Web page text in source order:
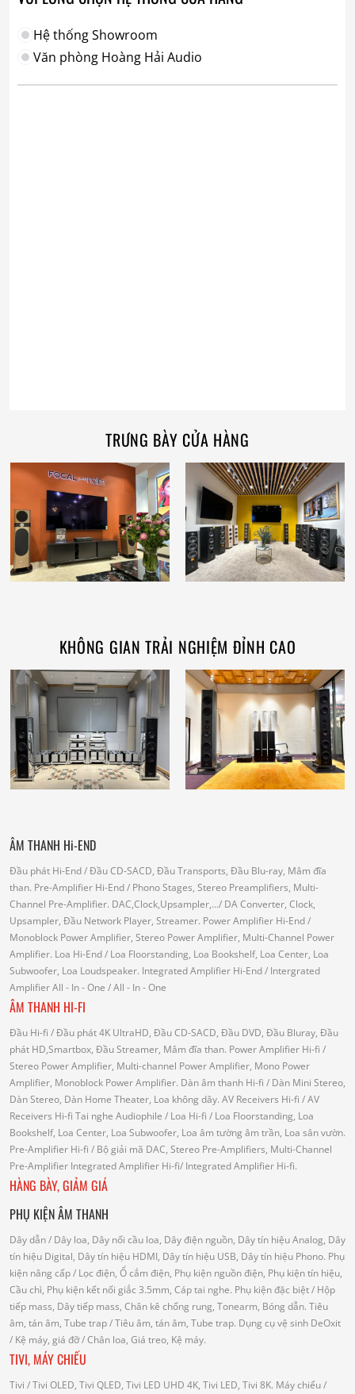
Hệ thống Showroom
Văn phòng Hoàng Hải Audio
TRƯNG BÀY CỬA HÀNG
KHÔNG GIAN TRẢI NGHIỆM ĐỈNH CAO
ÂM THANH Hi-END
Đầu phát Hi-End/ Đầu CD-SACD, Đầu Transports, Đầu Blu-ray, Mâm đĩa
than. Pre-Amplifier Hi-End/ Phono Stages, Stereo Preamplifiers, Multi-
Channel Pre-Amplifier. DAC,Clock,Upsampler,.../ DA Converter, Clock,
Upsampler, Đầu Network Player, Streamer. Power Amplifier Hi-End/
Monoblock Power Amplifier, Stereo Power Amplifier, Multi-Channel Power
Amplifier. Loa Hi-End/ Loa Floorstanding, Loa Bookshelf, Loa Center, Loa
Subwoofer, Loa Loudspeaker. Integrated Amplifier Hi-End/ Intergrated
AmplifierAll - In - One / All - In - One
ÂM THANH HI-FI
Đầu Hi-fi / Đầu phát 4K UltraHD, Đầu CD-SACD, Đầu DVD, Đầu Bluray, Đầu
phát HD,Smartbox, Đầu Streamer, Mâm đĩa than. Power Amplifier Hi-fi /
Stereo Power Amplifier, Multi-channel Power Amplifier, Mono Power
Amplifier, Monoblock Power Amplifier. Dàn âm thanh Hi-fi / Dàn Mini Stereo,
Dàn Stereo, Dàn Home Theater, Loa không dây. AV Receivers Hi-fi / AV
Receivers Hi-fi Tai nghe Audiophile / Loa Hi-fi / Loa Floorstanding, Loa
Bookshelf, Loa Center, Loa Subwoofer, Loa âm tường âm trần, Loa sân vườn.
Pre-Amplifier Hi-fi / Bộ giải mã DAC, Stereo Pre-Amplifiers, Multi-Channel
Pre-Amplifier Integrated Amplifier Hi-fi/ Integrated Amplifier Hi-fi.
HÀNG BÀY, GIẢM GIÁ
PHỤ KIỆN ÂM THANH
Dây dẫn/ Dây loa, Dây nối cầu loa, Dây điện nguồn, Dây tín hiệu Analog, Dây
tín hiệu Digital, Dây tín hiệu HDMI, Dây tín hiệu USB, Dây tín hiệu Phono. Phụ
kiện nâng cấp/ Lọc điện, Ổ cắm điện, Phụ kiện nguồn điện, Phụ kiện tín hiệu,
Cầu chì, Phụ kiện kết nối giắc 3.5mm, Cáp tai nghe. Phụ kiện đặc biệt/ Hộp
tiếp mass, Dây tiếp mass, Chân kê chống rung, Tonearm, Bóng dẫn. Tiêu
âm, tán âm, Tube trap/ Tiêu âm, tán âm, Tube trap. Dụng cụ vệ sinh DeOxit
/ Kệ máy, giá đỡ/ Chân loa, Giá treo, Kệ máy.
TIVI, MÁY CHIẾU
Tivi / Tivi OLED, Tivi QLED, Tivi LED UHD 4K, Tivi LED, Tivi 8K. Máy chiếu/